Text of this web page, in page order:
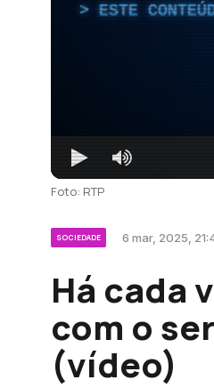
ESTE
Foto: RTP
SOCIEDADE 6 mar, 2025,
Há cada
com o
(vídeo)